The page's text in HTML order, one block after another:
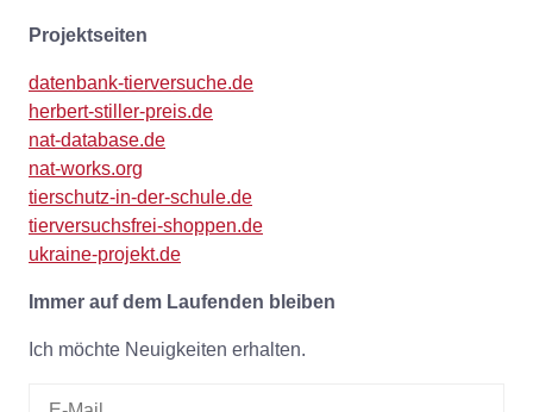
Projektseiten
datenbank-tierversuche.de
herbert-stiller-preis.de
nat-database.de
nat-works.org
tierschutz-in-der-schule.de
tierversuchsfrei-shoppen.de
ukraine-projekt.de
Immer auf dem Laufenden bleiben
Ich möchte Neuigkeiten erhalten.